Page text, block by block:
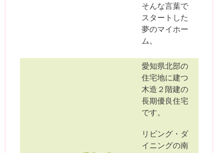
そんな言葉で
スタートした
夢のマイホー
ム。
愛知県北部の
住宅地に建つ
木造２階建の
長期優良住宅
です。
リビング・ダ
イニングの南